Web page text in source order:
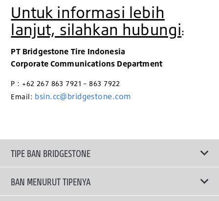
Untuk informasi lebih
lanjut, silahkan hubungi:
PT Bridgestone Tire Indonesia
Corporate Communications Department
P : +62 267 863 7921 – 863 7922
Email: bsin.cc@bridgestone.com
TIPE BAN BRIDGESTONE
BAN MENURUT TIPENYA